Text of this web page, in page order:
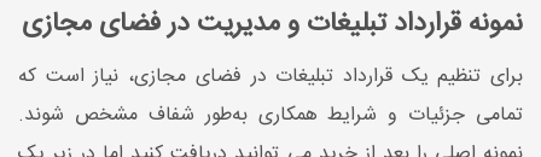
نمونه قرارداد تبلیغات و مدیریت در فضای مجازی
برای تنظیم یک قرارداد تبلیغات در فضای مجازی، نیاز است که
تمامی جزئیات و شرایط همکاری به‌طور شفاف مشخص شوند.